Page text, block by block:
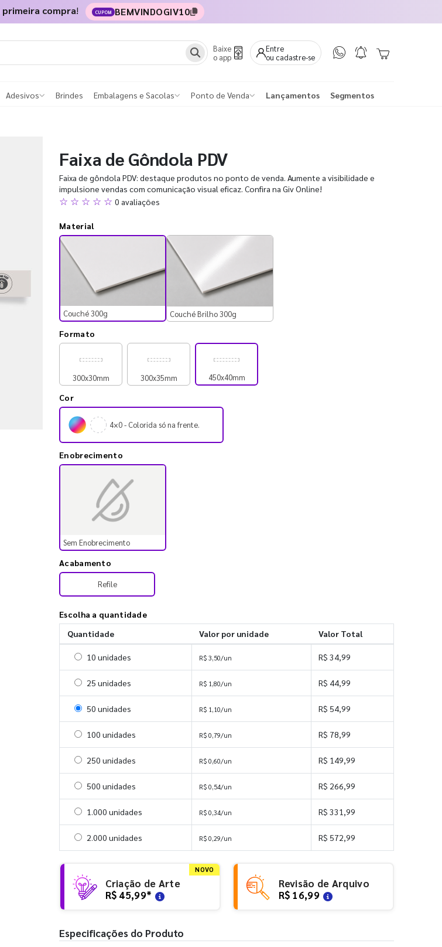
primeira compra! CUPOM BEMVINDOGIV10
Baixe
o app
Entre
ou cadastre-se
Adesivos Brindes Embalagens e Sacolas Ponto de Venda Lançamentos Segmentos
Faixa de Gôndola PDV
Faixa de gôndola PDV: destaque produtos no ponto de venda. Aumente a visibilidade e
impulsione vendas com comunicação visual eficaz. Confira na Giv Online!
☆ ☆ ☆ ☆ ☆ 0 avaliações
Material
Couché 300g Couché Brilho 300g
Formato
300x30mm 300x35mm 450x40mm
Cor
4×0 - Colorida só na frente.
Enobrecimento
Sem Enobrecimento
Acabamento
Refile
Escolha a quantidade
Quantidade
Valor por unidade Valor Total
Selecionar 10 unidades
10 unidades R$ 3,50/un R$ 34,99
Selecionar 25 unidades
25 unidades R$ 1,80/un R$ 44,99
Selecionar 50 unidades
50 unidades R$ 1,10/un R$ 54,99
Selecionar 100 unidades
100 unidades R$ 0,79/un R$ 78,99
Selecionar 250 unidades
250 unidades R$ 0,60/un R$ 149,99
Selecionar 500 unidades
500 unidades R$ 0,54/un R$ 266,99
Selecionar 1000 unidades
1.000 unidades R$ 0,34/un R$ 331,99
Selecionar 2000 unidades
2.000 unidades R$ 0,29/un R$ 572,99
NOVO
Criação de Arte
R$ 45,99*
Revisão de Arquivo
R$ 16,99
Especificações do Produto